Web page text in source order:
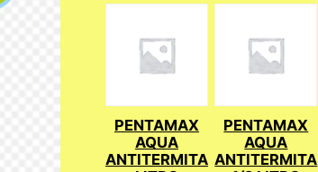
PENTAMAX
AQUA
ANTITERMITA
PENTAMAX
AQUA
ANTITERMITA